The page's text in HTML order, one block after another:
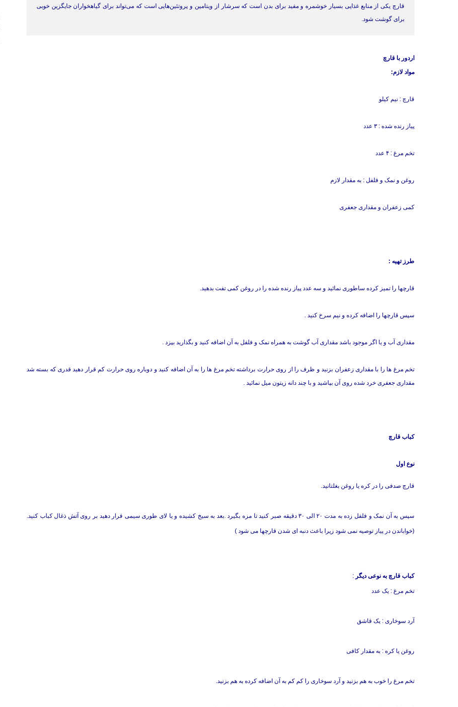
قارچ یکی از منابع غذایی بسیار خوشمره و مفید برای بدن است که سرشار از ویتامین و پروتئین‌هایی است که می‌تواند برای گیاهخواران جایگزین خوبی
برای گوشت شود.
اردور با قارچ
مواد لازم:
قارچ : نیم کیلو
پیاز رنده شده : ۳ عدد
تخم مرغ : ۴ عدد
روغن و نمک و فلفل : به مقدار لازم
کمی زعفران و مقداری جعفری
طرز تهیه :
قارچها را تمیز کرده ساطوری نمائید و سه عدد پیاز رنده شده را در روغن کمی تفت بدهید.
سپس قارچها را اضافه کرده و نیم سرخ کنید .
مقداری آب و یا اگر موجود باشد مقداری آب گوشت به همراه نمک و فلفل به آن اضافه کنید و بگذارید بپزد .
تخم مرغ ها را با مقداری زعفران بزنید و ظرف را از روی حرارت برداشته تخم مرغ ها را به آن اضافه کنید و دوباره روی حرارت کم قرار دهید قدری که بسته شد
مقداری جعفری خرد شده روی آن بپاشید و با چند دانه زیتون میل نمائید .
کباب قارچ
نوع اول
قارچ صدفی را در کره یا روغن بغلتانید.
سپس به آن نمک و فلفل زده به مدت ۲۰ الی ۳۰ دقیقه صبر کنید تا مزه بگیرد .بعد به سیخ کشیده و یا لای طوری سیمی قرار دهید بر روی آتش ذغال کباب کنید.
(خواباندن در پیاز توصیه نمی شود زیرا باعث دنبه ای شدن قارچها می شود )
کباب قارچ به نوعی دیگر :
تخم مرغ : یک عدد
آرد سوخاری : یک قاشق
روغن یا کره : به مقدار کافی
تخم مرغ را خوب به هم بزنید و آرد سوخاری را کم کم به آن اضافه کرده به هم بزنید.